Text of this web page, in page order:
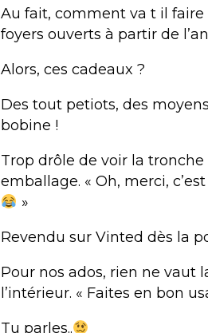
Au fait, comment va t il
foyers ouverts à partir de
Alors, ces cadeaux ?
Des tout petiots, des
bobine !
Trop drôle de voir la
emballage. « Oh, merci,
»
Revendu sur Vinted dès la
Pour nos ados, rien ne vaut
l’intérieur. « Faites en bon
Tu parles..